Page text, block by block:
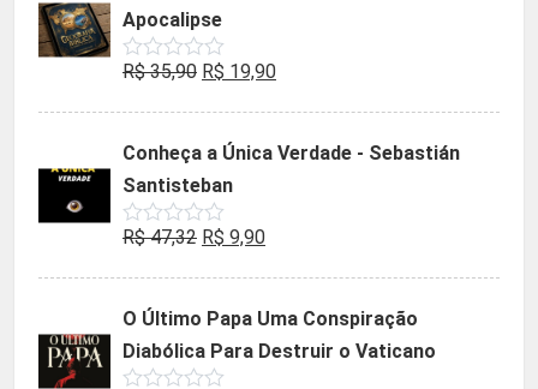
Apocalipse
Avaliação
de
R$35,90 O
era:
R$ 35,90.
R$ 19,90O
é:
Conheça a Única Verdade - Sebastián
Santisteban
Avaliação
de
R$47,32 O
era:
R$ 47,32.
R$ 9,90O
é:
R$ 9,90.
O Último Papa Uma Conspiração
Diabólica Para Destruir o Vaticano